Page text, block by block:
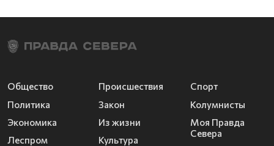
Общество
Политика
Экономика
Леспром
Происшествия
Закон
Из жизни
Культура
Спорт
Колумнисты
Моя Правда
Севера